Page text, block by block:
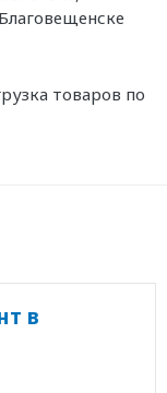
товаров по
в